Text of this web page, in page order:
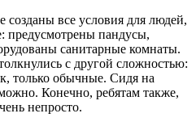
все условия для людей,
предусмотрены пандусы,
санитарные комнаты.
с другой сложностью:
только обычные. Сидя на
Конечно, ребятам также,
непросто.